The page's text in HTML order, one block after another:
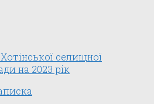
селищної
на 2023 рік